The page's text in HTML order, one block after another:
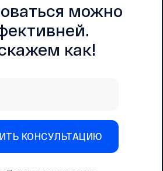
можно
как!
КОНСУЛЬТАЦИЮ